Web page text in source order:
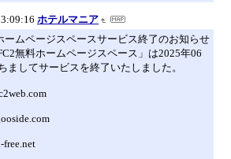
ホテルマニア
ームページスペースサービス終了のお知らせ
無料ホームページスペース」は2025年06
ましてサービスを終了いたしました。